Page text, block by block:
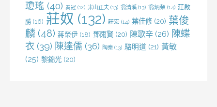
瓊瑤 (40) 秦冠 (12) 米山正夫 (13) 翁清溪 (13) 翁炳榮 (14) 莊啟
勝 (16) 莊奴 (132) 莊宏 (14) 葉佳修 (20) 葉俊
麟 (48) 蔣榮伊 (18) 鄧雨賢 (20) 陳歌辛 (26) 陳蝶
衣 (39) 陳達儒 (36) 陶秦 (13) 駱明道 (21) 黃敏
(25) 黎錦光 (20)